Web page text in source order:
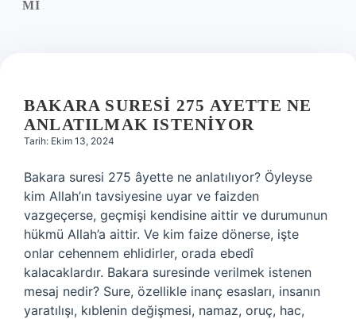
MI
BAKARA SURESI 275 AYETTE NE
ANLATILMAK ISTENIYOR
Tarih: Ekim 13, 2024
Bakara suresi 275 âyette ne anlatılıyor? Öyleyse
kim Allah’ın tavsiyesine uyar ve faizden
vazgeçerse, geçmişi kendisine aittir ve durumunun
hükmü Allah’a aittir. Ve kim faize dönerse, işte
onlar cehennem ehlidirler, orada ebedî
kalacaklardır. Bakara suresinde verilmek istenen
mesaj nedir? Sure, özellikle inanç esasları, insanın
yaratılışı, kıblenin değişmesi, namaz, oruç, hac,